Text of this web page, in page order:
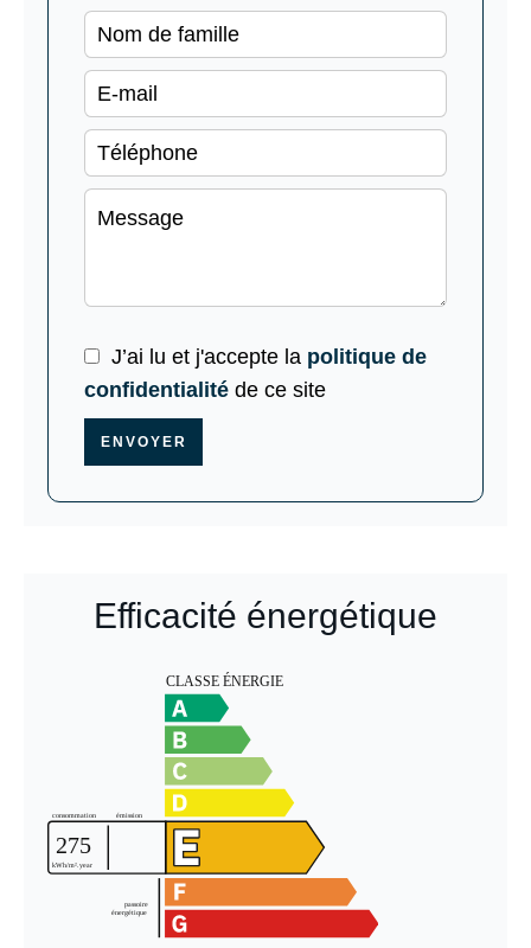
J’ai lu et j'accepte la politique de
confidentialité de ce site
ENVOYER
Efficacité énergétique